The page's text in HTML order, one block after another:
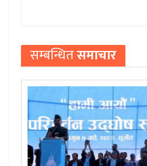
सम्बन्धितसमाचार